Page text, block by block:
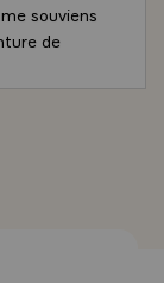
souviens
de
dans le
qu'il reste
s'est exilé
nommé
qui reste un
Mitterrand,